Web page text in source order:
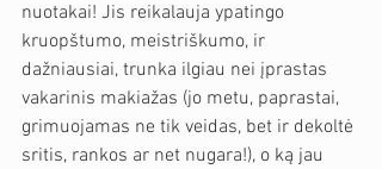
nuotakai! Jis reikalauja ypatingo
kruopštumo, meistriškumo, ir
dažniausiai, trunka ilgiau nei įprastas
vakarinis makiažas (jo metu, paprastai,
grimuojamas ne tik veidas, bet ir dekoltė
sritis, rankos ar net nugara!), o ką jau